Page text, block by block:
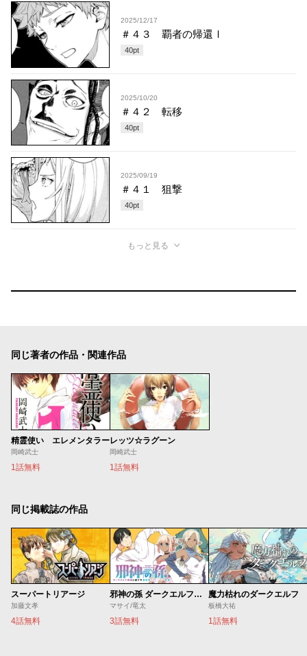
2025/12/17
＃４３ 覇者の帰還Ⅰ
40pt
2025/10/20
＃４２ 転移
40pt
2025/09/19
＃４１ 狙撃
40pt
もっと見る
同じ著者の作品・関連作品
精霊使い エレメンタラー
岡崎武士
1話無料
レッツ☆ラグーン
岡崎武士
1話無料
同じ掲載誌の作品
スーパートリアージ
加藤文孝
4話無料
邪神の孫 ダークエルフ姉妹と過ごす異世界引きこもり生活
マサイ/竜太
3話無料
魔力枯れのダークエルフ
板橋大祐
1話無料